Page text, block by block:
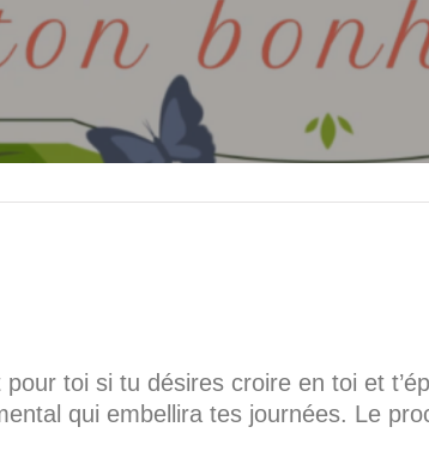
toi si tu désires croire en toi et
qui embellira tes journées. Le